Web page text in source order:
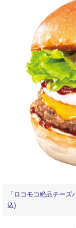
「ロコモコ絶品チー
込)